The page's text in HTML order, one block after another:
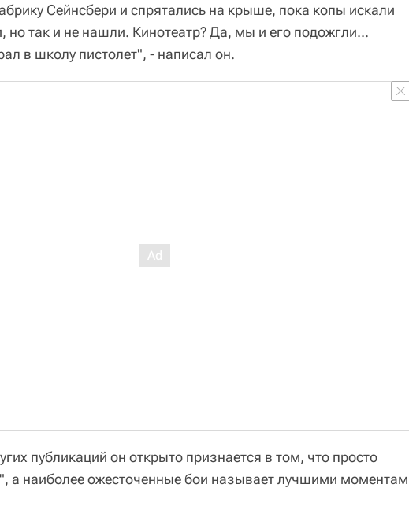
Сейнсбери и спрятались на крыше, пока копы искали
но так и не нашли. Кинотеатр? Да, мы и его подожгли...
в школу пистолет", - написал он.
публикаций он открыто признается в том, что просто
а наиболее ожесточенные бои называет лучшими моментам